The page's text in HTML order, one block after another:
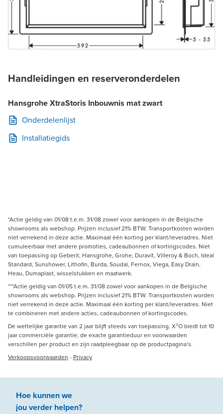
Handleidingen en reserveronderdelen
Hansgrohe XtraStoris Inbouwnis mat zwart
Onderdelenlijst
Installatiegids
*Actie geldig van 01/08 t.e.m. 31/08 zowel voor aankopen in de Belgische
showrooms als webshop. Prijzen inclusief 21% BTW. Transportkosten worden
niet verrekend in deze actie. Maximaal één korting per klant/leveradres. Niet
cumuleerbaar met andere promoties, cadeaubonnen of kortingscodes. Niet
van toepassing op Geberit, Hansgrohe, Grohe, Duravit, Villeroy & Boch, Ideal
Standard, Sunshower, Lithofin, Burda, Soudal, Fernox, Viega, Easy Drain,
Heau, Dumaplast, wisselstukken en maatwerk.
***Actie geldig van 01/05 t.e.m. 31/08 zowel voor aankopen in de Belgische
showrooms als webshop. Prijzen inclusief 21% BTW. Transportkosten worden
niet verrekend in deze actie. Maximaal één korting per klant/leveradres. Niet
te combineren met andere acties, cadeaubonnen of kortingscodes.
De wettelijke garantie van 2 jaar blijft steeds van toepassing. X²O biedt tot 10
jaar commerciële garantie; de exacte garantieduur en voorwaarden
verschillen per product en zijn raadpleegbaar op de productpagina’s.
Verkoopsvoorwaarden - Privacy
Hoe kunnen we
jouverder helpen?